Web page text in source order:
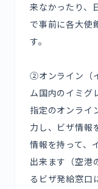
来なかったり、
で事前に各大使
す。
②オンライン（
ム国内のイミグ
指定のオンライ
力し、ビザ情報
情報を持って、
出来ます（空港
るビザ発給窓口